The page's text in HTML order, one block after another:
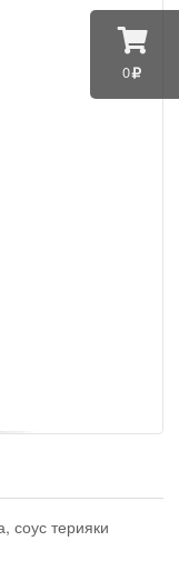
0
соус терияки